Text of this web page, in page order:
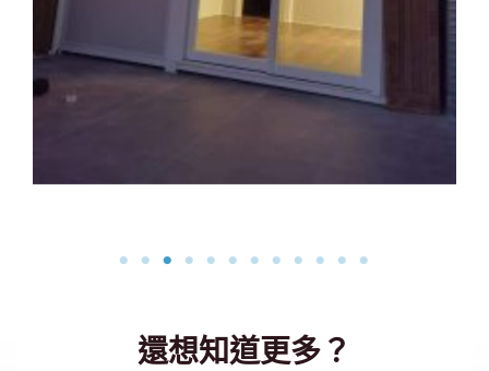
還想知道更多？​